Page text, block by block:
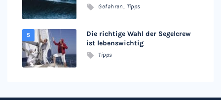
Gefahren, Tipps
Die richtige Wahl der Segelcrew
ist lebenswichtig
Tipps